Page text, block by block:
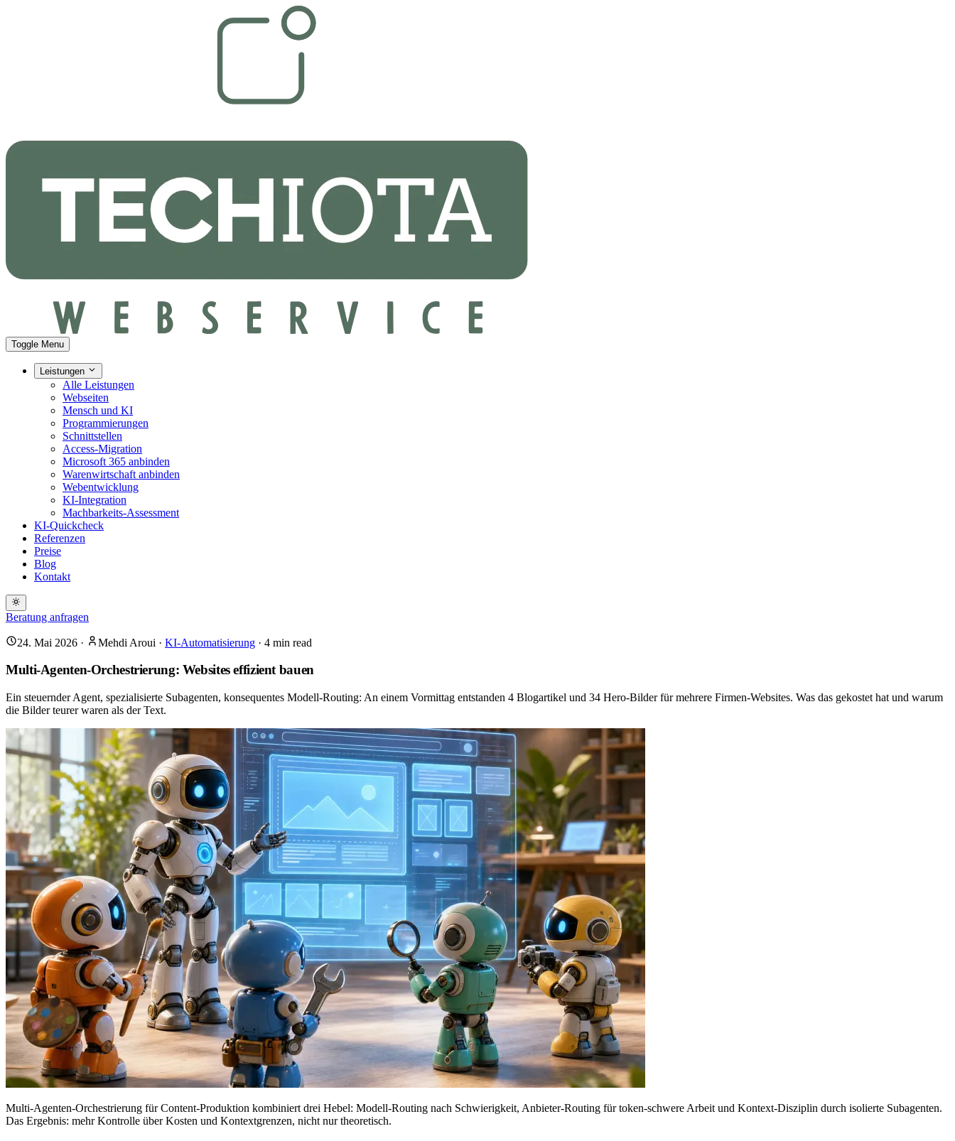
Toggle Menu
Leistungen
Alle Leistungen
Webseiten
Mensch und KI
Programmierungen
Schnittstellen
Access-Migration
Microsoft 365 anbinden
Warenwirtschaft anbinden
Webentwicklung
KI-Integration
Machbarkeits-Assessment
KI-Quickcheck
Referenzen
Preise
Blog
Kontakt
Beratung anfragen
24. Mai 2026 · Mehdi Aroui · KI-Automatisierung · 4 min read
Multi-Agenten-Orchestrierung: Websites effizient bauen
Ein steuernder Agent, spezialisierte Subagenten, konsequentes Modell-Routing: An einem Vormittag entstanden 4 Blogartikel und 34 Hero-Bilder für mehrere Firmen-Websites. Was das gekostet hat und warum
die Bilder teurer waren als der Text.
Multi-Agenten-Orchestrierung für Content-Produktion kombiniert drei Hebel: Modell-Routing nach Schwierigkeit, Anbieter-Routing für token-schwere Arbeit und Kontext-Disziplin durch isolierte Subagenten.
Das Ergebnis: mehr Kontrolle über Kosten und Kontextgrenzen, nicht nur theoretisch.